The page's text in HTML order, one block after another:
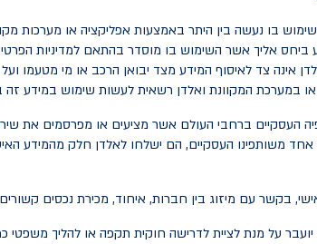
בו נעשה בין היתר באמצעות אפליקציה או מערכות
ביחס אליך אשר השימוש בו מוסדר בהתאם למדיניות
אינה צד לאיסוף המידע מצד יבואן הרכב או מי מטעמו ועל
או במערכת המקוונת ואלדן רשאית לעשות שימוש במידע
משותפינו העסקיים, הם ישלחו לאלדן חלק מהמידע
יועבר על מנת לציית לדרישה חוקית תקפה או להליך